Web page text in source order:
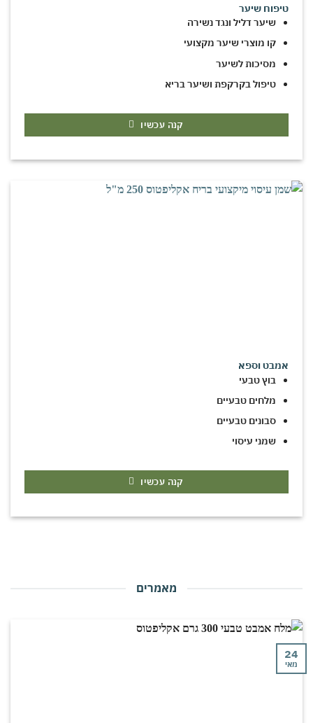
טיפוח שיער
שיער דליל ונגד נשירה
קו מוצרי שיער מקצועי
מסיכות לשיער
טיפול בקרקפת ושיער בריא
קנה עכשיו
אמבט וספא
בוץ טבעי
מלחים טבעיים
סבונים טבעיים
שמני עיסוי
קנה עכשיו
מאמרים